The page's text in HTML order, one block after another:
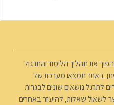
את תהליך הלימוד והתרגול
באתר תמצאו מערכת של
לתרגל נושאים שונים לבגרות
לשאול שאלות, להיעזר באחרים